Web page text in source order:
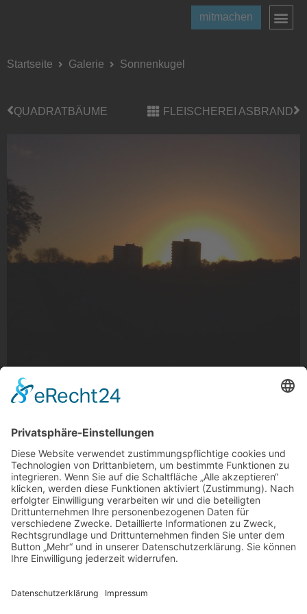
mitmachen
Startseite Galerie Sonnenkugel
QUADRATBÄUME FLEISCHEREI ASBRAND
Sonnenkugel
Sonnenkugel, Karolinerpark/Römerbrunnen in Mülfort,
Rheydt
Foto: MG anders sehen